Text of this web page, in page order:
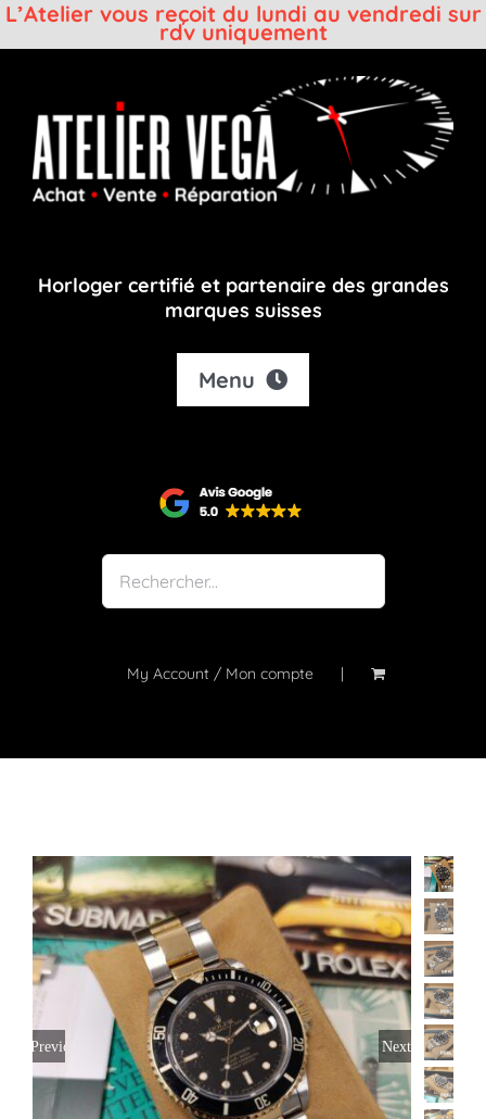
L’Atelier vous reçoit du lundi au vendredi sur
rdv uniquement
contenu
Horloger certifié et partenaire des grandes
marques suisses
Menu
Shop
Notre atelier
À propos
Blog
My Account / Mon compte
Previous Next